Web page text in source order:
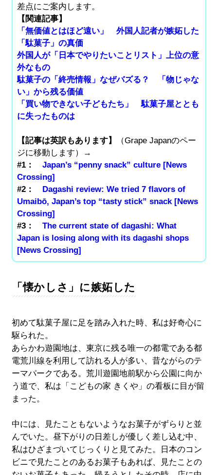
差点にご案内します。
【関連記事】
「無価値とはほど遠い」 外国人記者が嫉妬した
「駄菓子」の真価
外国人が「日本でやりたいことリスト」上位の意
外なもの
駄菓子の「終売情報」なぜバズる？ 「物じゃな
い」から残る価値
「買い物できない子どもたち」 駄菓子屋ととも
に失ったものは
【記事は英訳もあります】
（Grape Japanのペー
ジに移動します）→
#1：Japan’s “penny snack” culture [News
Crossing]
#2：
Dagashi review: We tried 7 flavors of
Umaibō, Japan’s top “tasty stick” snack [News
Crossing]
#3：The current state of dagashi: What
Japan is losing along with its dagashi shops
[News Crossing]
「懐かしさ」に嫉妬した
初めて駄菓子屋に足を踏み入れた時、私は好奇心に
駆られた。
あらかわ遊園地は、東京に残る唯一の都電である都
電荒川線を利用して訪れる人が多い、昔ながらのテ
ーマパークである。荒川遊園地前駅から公園に向か
う道で、私は「こどもの家 きくや」の看板に目が留
まった。
中には、見たこともないようなお菓子がずらりと並
んでいた。昼下がりの日差しが優しく差し込む中、
私はひざまづいてじっくりと見てみた。日本のコン
ビニで見たことのあるお菓子もあれば、見たことの